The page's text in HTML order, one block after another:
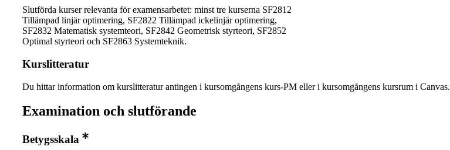
Slutförda kurser relevanta för examensarbetet: minst tre kurserna SF2812
Tillämpad linjär optimering, SF2822 Tillämpad ickelinjär optimering,
SF2832 Matematisk systemteori, SF2842 Geometrisk styrteori, SF2852
Optimal styrteori och SF2863 Systemteknik.
Kurslitteratur
Du hittar information om kurslitteratur antingen i kursomgångens kurs-PM eller i kursomgångens kursrum i Canvas.
Examination och slutförande
Betygsskala